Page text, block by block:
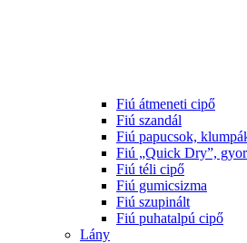
Fiú átmeneti cipő
Fiú szandál
Fiú papucsok,
Fiú „Quick Dry”,
Fiú téli cipő
Fiú gumicsizma
Fiú szupinált
Fiú puhatalpú cipő
Lány